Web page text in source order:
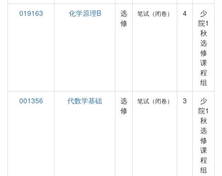
019163
化学原理B
选
修
笔试（闭卷） 4
少
院1
秋
选
修
课
程
组
001356
代数学基础
选
修
笔试（闭卷） 3
少
院1
秋
选
修
课
程
组